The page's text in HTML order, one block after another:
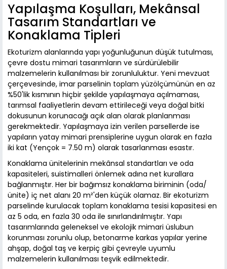
Yapılaşma Koşulları, Mekânsal
Tasarım Standartları ve
Konaklama Tipleri
Ekoturizm alanlarında yapı yoğunluğunun düşük tutulması,
çevre dostu mimari tasarımların ve sürdürülebilir
malzemelerin kullanılması bir zorunluluktur. Yeni mevzuat
çerçevesinde, imar parselinin toplam yüzölçümünün en az
%50'lik kısmının hiçbir şekilde yapılaşmaya açılmaması,
tarımsal faaliyetlerin devam ettirileceği veya doğal bitki
dokusunun korunacağı açık alan olarak planlanması
gerekmektedir. Yapılaşmaya izin verilen parsellerde ise
yapıların yatay mimari prensiplerine uygun olarak en fazla
iki kat (Yençok = 7.50 m) olarak tasarlanması esastır.
Konaklama ünitelerinin mekânsal standartları ve oda
kapasiteleri, suistimalleri önlemek adına net kurallara
bağlanmıştır. Her bir bağımsız konaklama biriminin (oda/
ünite) iç net alanı 20 m²'den küçük olamaz. Bir ekoturizm
parselinde kurulacak toplam konaklama tesisi kapasitesi en
az 5 oda, en fazla 30 oda ile sınırlandırılmıştır. Yapı
tasarımlarında geleneksel ve ekolojik mimari üslubun
korunması zorunlu olup, betonarme karkas yapılar yerine
ahşap, doğal taş ve kerpiç gibi çevreyle uyumlu
malzemelerin kullanılması teşvik edilmektedir.